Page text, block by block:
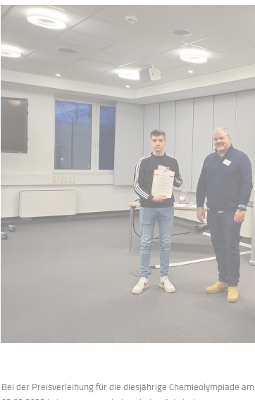
Bei der Preisverleihung für die diesjährige Chemieolympiade am